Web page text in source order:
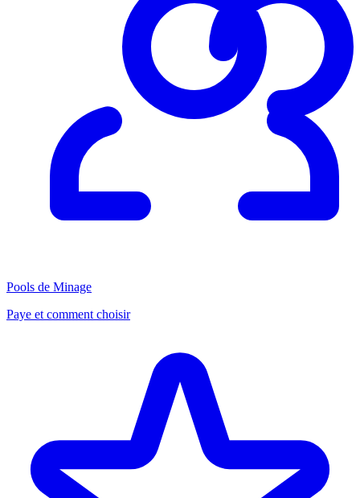
Pools de Minage
Paye et comment choisir